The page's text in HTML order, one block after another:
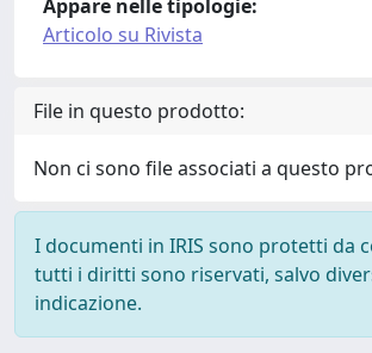
Appare nelle tipologie:
Articolo su Rivista
File in questo prodotto:
Non ci sono file associati a questo
I documenti in IRIS sono protetti da
tutti i diritti sono riservati, salvo
indicazione.